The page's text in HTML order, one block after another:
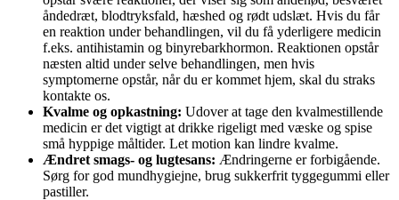
åndedræt, blodtryksfald, hæshed og rødt udslæt. Hvis du får
en reaktion under behandlingen, vil du få yderligere medicin
f.eks. antihistamin og binyrebarkhormon. Reaktionen opstår
næsten altid under selve behandlingen, men hvis
symptomerne opstår, når du er kommet hjem, skal du straks
kontakte os.
Kvalme og opkastning: Udover at tage den kvalmestillende
medicin er det vigtigt at drikke rigeligt med væske og spise
små hyppige måltider. Let motion kan lindre kvalme.
Ændret smags- og lugtesans: Ændringerne er forbigående.
Sørg for god mundhygiejne, brug sukkerfrit tyggegummi eller
pastiller.